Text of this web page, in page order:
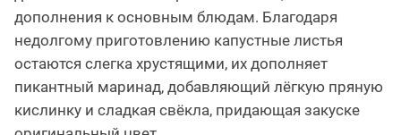
дополнения к основным блюдам. Благодаря
недолгому приготовлению капустные листья
остаются слегка хрустящими, их дополняет
пикантный маринад, добавляющий лёгкую пряную
кислинку и сладкая свёкла, придающая закуске